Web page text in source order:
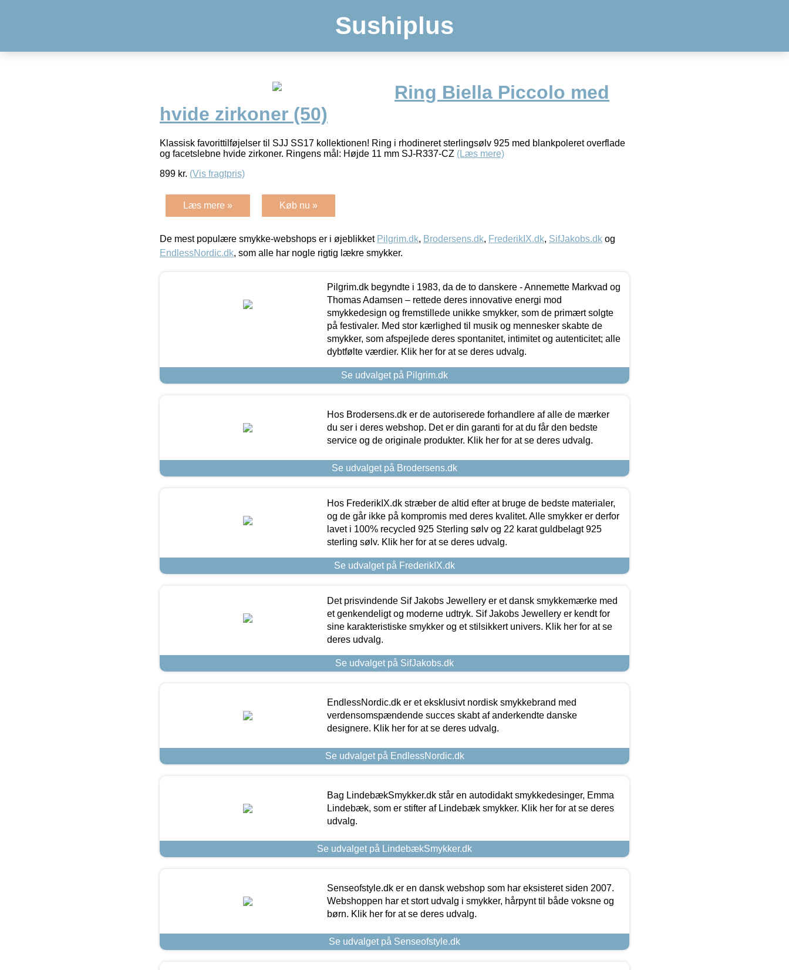
Sushiplus
Ring Biella Piccolo med
hvide zirkoner (50)
Klassisk favorittilføjelser til SJJ SS17 kollektionen! Ring i rhodineret sterlingsølv 925 med blankpoleret overflade
og facetslebne hvide zirkoner. Ringens mål: Højde 11 mm SJ-R337-CZ (Læs mere)
899 kr. (Vis fragtpris)
Læs mere » Køb nu »
De mest populære smykke-webshops er i øjeblikket Pilgrim.dk, Brodersens.dk, FrederikIX.dk, SifJakobs.dk og
EndlessNordic.dk, som alle har nogle rigtig lækre smykker.
Pilgrim.dk begyndte i 1983, da de to danskere - Annemette Markvad og
Thomas Adamsen – rettede deres innovative energi mod
smykkedesign og fremstillede unikke smykker, som de primært solgte
på festivaler. Med stor kærlighed til musik og mennesker skabte de
smykker, som afspejlede deres spontanitet, intimitet og autenticitet; alle
dybtfølte værdier. Klik her for at se deres udvalg.
Se udvalget på Pilgrim.dk
Hos Brodersens.dk er de autoriserede forhandlere af alle de mærker
du ser i deres webshop. Det er din garanti for at du får den bedste
service og de originale produkter. Klik her for at se deres udvalg.
Se udvalget på Brodersens.dk
Hos FrederikIX.dk stræber de altid efter at bruge de bedste materialer,
og de går ikke på kompromis med deres kvalitet. Alle smykker er derfor
lavet i 100% recycled 925 Sterling sølv og 22 karat guldbelagt 925
sterling sølv. Klik her for at se deres udvalg.
Se udvalget på FrederikIX.dk
Det prisvindende Sif Jakobs Jewellery er et dansk smykkemærke med
et genkendeligt og moderne udtryk. Sif Jakobs Jewellery er kendt for
sine karakteristiske smykker og et stilsikkert univers. Klik her for at se
deres udvalg.
Se udvalget på SifJakobs.dk
EndlessNordic.dk er et eksklusivt nordisk smykkebrand med
verdensomspændende succes skabt af anderkendte danske
designere. Klik her for at se deres udvalg.
Se udvalget på EndlessNordic.dk
Bag LindebækSmykker.dk står en autodidakt smykkedesinger, Emma
Lindebæk, som er stifter af Lindebæk smykker. Klik her for at se deres
udvalg.
Se udvalget på LindebækSmykker.dk
Senseofstyle.dk er en dansk webshop som har eksisteret siden 2007.
Webshoppen har et stort udvalg i smykker, hårpynt til både voksne og
børn. Klik her for at se deres udvalg.
Se udvalget på Senseofstyle.dk